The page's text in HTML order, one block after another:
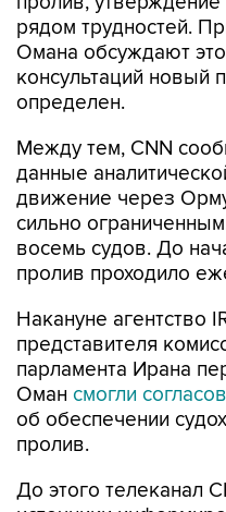
рядом трудностей.
Омана обсуждают
консультаций новый
определен.
Между тем, CNN
данные
движение через
сильно
восемь судов. До
пролив проходило
Накануне агентство
представителя
парламента Ирана
Оман смогли
об обеспечении
пролив.
До этого телеканал